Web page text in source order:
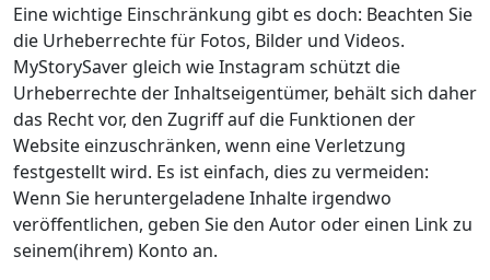
Eine wichtige Einschränkung gibt es doch: Beachten Sie
die Urheberrechte für Fotos, Bilder und Videos.
MyStorySaver gleich wie Instagram schützt die
Urheberrechte der Inhaltseigentümer, behält sich daher
das Recht vor, den Zugriff auf die Funktionen der
Website einzuschränken, wenn eine Verletzung
festgestellt wird. Es ist einfach, dies zu vermeiden:
Wenn Sie heruntergeladene Inhalte irgendwo
veröffentlichen, geben Sie den Autor oder einen Link zu
seinem(ihrem) Konto an.